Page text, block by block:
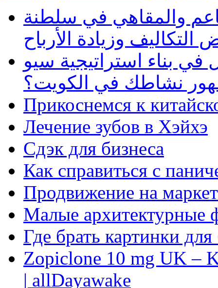
والمقاهي في سلطنة
وزيادة الأرباح
بناء استراتيجية سيو
نشاطك في الكويت؟
Прикоснемся к
Лечение зубов в Хэйхэ
Сдэк для бизнеса
Как справиться с
Продвижение на
Малые архитектурные
Где брать картинки
Zopiclone 10 mg UK –
| allDayawake